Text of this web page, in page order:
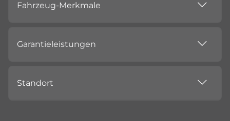
Fahrzeug-Merkmale
Garantieleistungen
Standort